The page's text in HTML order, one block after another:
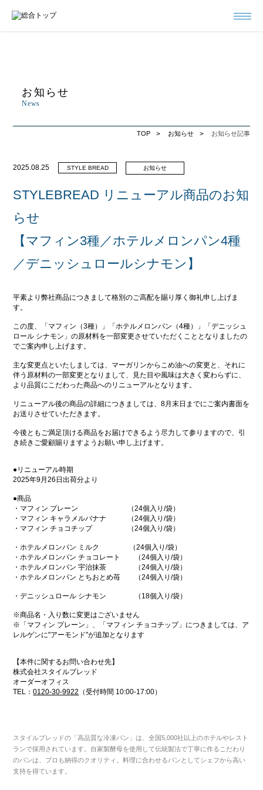
お知らせ
News
TOP お知らせ お知らせ記事
2025.08.25 STYLE BREAD お知らせ
STYLEBREAD リニューアル商品のお知
らせ
【マフィン3種／ホテルメロンパン4種
／デニッシュロールシナモン】
平素より弊社商品につきまして格別のご高配を賜り厚く御礼申し上げま
す。
この度、「マフィン（3種）」「ホテルメロンパン（4種）」「デニッシュ
ロール シナモン」の原材料を一部変更させていただくこととなりましたの
でご案内申し上げます。
主な変更点といたしましては、マーガリンからこめ油への変更と、それに
伴う原材料の一部変更となりまして、見た目や風味は大きく変わらずに、
より品質にこだわった商品へのリニューアルとなります。
リニューアル後の商品の詳細につきましては、8月末日までにご案内書面を
お送りさせていただきます。
今後ともご満足頂ける商品をお届けできるよう尽力して参りますので、引
き続きご愛顧賜りますようお願い申し上げます。
●リニューアル時期
2025年9月26日出荷分より
●商品
・マフィン プレーン （24個入り/袋）
・マフィン キャラメルバナナ （24個入り/袋）
・マフィン チョコチップ （24個入り/袋）
・ホテルメロンパン ミルク （24個入り/袋）
・ホテルメロンパン チョコレート （24個入り/袋）
・ホテルメロンパン 宇治抹茶 （24個入り/袋）
・ホテルメロンパン とちおとめ苺 （24個入り/袋）
・デニッシュロール シナモン （18個入り/袋）
※商品名・入り数に変更はございません
※「マフィン プレーン」、「マフィン チョコチップ」につきましては、ア
レルゲンに"アーモンド"が追加となります
【本件に関するお問い合わせ先】
株式会社スタイルブレッド
オーダーオフィス
TEL：0120-30-9922 （受付時間 10:00-17:00）
スタイルブレッドの「高品質な冷凍パン」は、全国5,000社以上のホテルやレスト
ランで採用されています。自家製酵母を使用して伝統製法で丁寧に作るこだわり
のパンは、プロも納得のクオリティ。料理に合わせるパンとしてシェフから高い
支持を得ています。